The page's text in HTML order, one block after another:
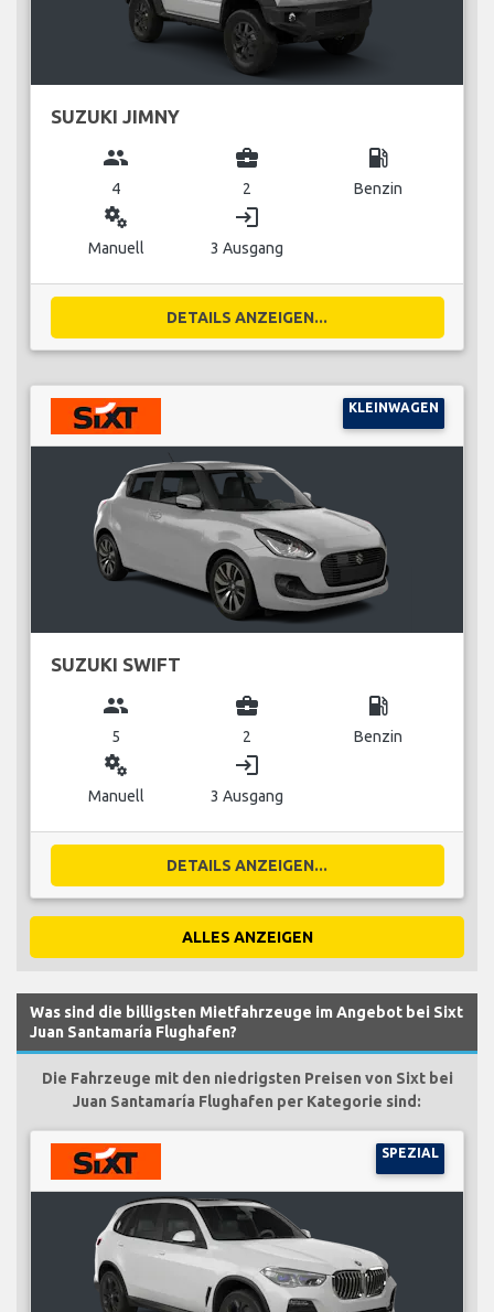
SUZUKI JIMNY
group
4
business_center
2
local_gas_station
Benzin
miscellaneous_services
Manuell
login
3 Ausgang
DETAILS ANZEIGEN...
KLEINWAGEN
SUZUKI SWIFT
group
5
business_center
2
local_gas_station
Benzin
miscellaneous_services
Manuell
login
3 Ausgang
DETAILS ANZEIGEN...
ALLES ANZEIGEN
Was sind die billigsten Mietfahrzeuge im Angebot bei Sixt
Juan Santamaría Flughafen?
Die Fahrzeuge mit den niedrigsten Preisen von Sixt bei
Juan Santamaría Flughafen per Kategorie sind:
SPEZIAL